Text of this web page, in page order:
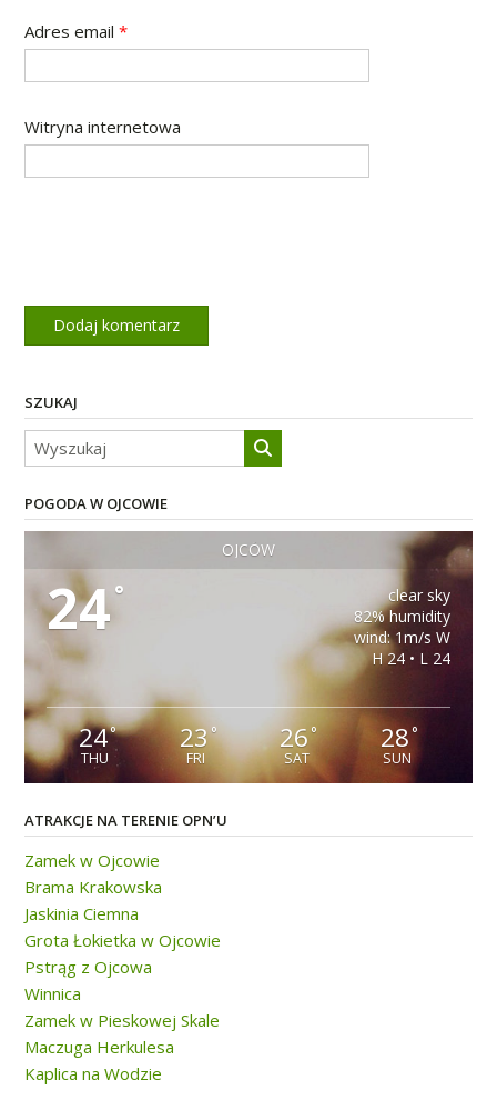
Adres email *
Witryna internetowa
SZUKAJ
POGODA W OJCOWIE
OJCÓW
24°
clear sky
82% humidity
wind: 1m/s W
H 24 • L 24
24°
THU
23°
FRI
26 °
SAT
28°
SUN
ATRAKCJE NA TERENIE OPN’U
Zamek w Ojcowie
Brama Krakowska
Jaskinia Ciemna
Grota Łokietka w Ojcowie
Pstrąg z Ojcowa
Winnica
Zamek w Pieskowej Skale
Maczuga Herkulesa
Kaplica na Wodzie